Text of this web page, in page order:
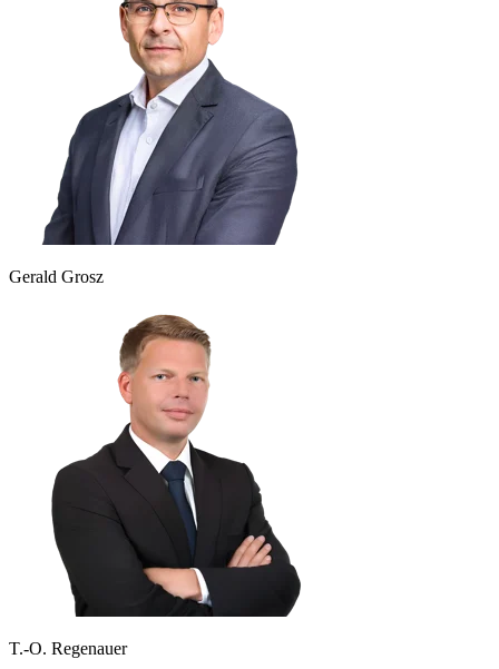
Gerald Grosz
T.-O. Regenauer